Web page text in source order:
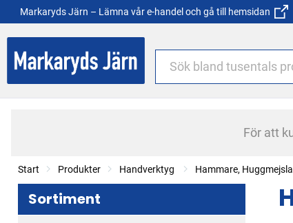
Markaryds Järn – Lämna vår e-handel och gå till hemsidan
För att
Start Produkter Handverktyg Hammare,
Sortiment